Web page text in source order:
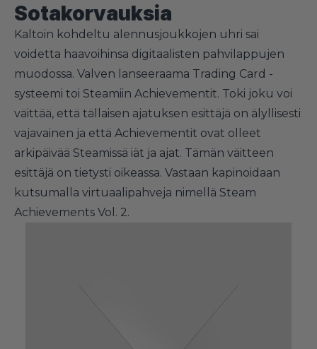
Sotakorvauksia
Kaltoin kohdeltu alennusjoukkojen uhri sai
voidetta haavoihinsa digitaalisten pahvilappujen
muodossa. Valven lanseeraama Trading Card -
systeemi toi Steamiin Achievementit. Toki joku voi
väittää, että tällaisen ajatuksen esittäjä on älyllisesti
vajavainen ja että Achievementit ovat olleet
arkipäivää Steamissä iät ja ajat. Tämän väitteen
esittäjä on tietysti oikeassa. Vastaan kapinoidaan
kutsumalla virtuaalipahveja nimellä Steam
Achievements Vol. 2.